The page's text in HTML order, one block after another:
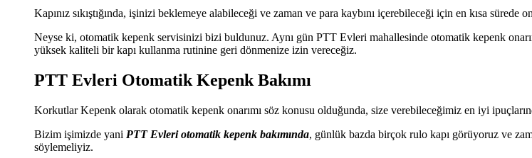
Kapınız sıkıştığında, işinizi beklemeye alabileceği ve zaman ve para kaybını içerebileceği için en kısa sürede
Neyse ki, otomatik kepenk servisinizi bizi buldunuz. Aynı gün PTT Evleri mahallesinde otomatik kepenk
yüksek kaliteli bir kapı kullanma rutinine geri dönmenize izin vereceğiz.
PTT Evleri Otomatik Kepenk Bakımı
Korkutlar Kepenk olarak otomatik kepenk onarımı söz konusu olduğunda, size verebileceğimiz en iyi
Bizim işimizde yani PTT Evleri otomatik kepenk bakımında, günlük bazda birçok rulo kapı görüyoruz ve
söylemeliyiz.